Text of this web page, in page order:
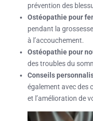
prévention des
Ostéopathie pour
pendant la
à l’accouchement.
Ostéopathie pour
des troubles du
Conseils
également avec des
et l’amélioration de